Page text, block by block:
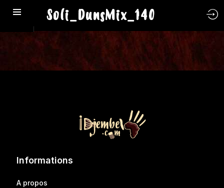
Soli_DunsMix_140
Informations
A propos